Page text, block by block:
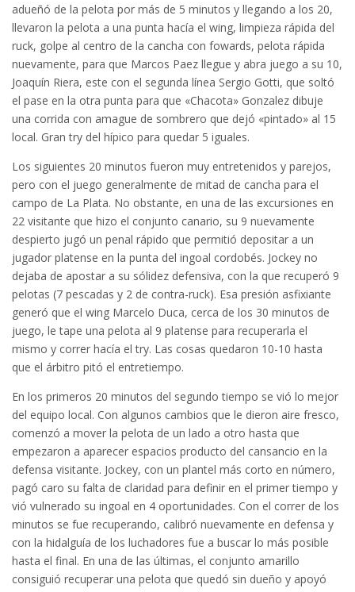
adueñó de la pelota por más de 5 minutos y llegando a los 20,
llevaron la pelota a una punta hacía el wing, limpieza rápida del
ruck, golpe al centro de la cancha con fowards, pelota rápida
nuevamente, para que Marcos Paez llegue y abra juego a su 10,
Joaquín Riera, este con el segunda línea Sergio Gotti, que soltó
el pase en la otra punta para que «Chacota» Gonzalez dibuje
una corrida con amague de sombrero que dejó «pintado» al 15
local. Gran try del hípico para quedar 5 iguales.
Los siguientes 20 minutos fueron muy entretenidos y parejos,
pero con el juego generalmente de mitad de cancha para el
campo de La Plata. No obstante, en una de las excursiones en
22 visitante que hizo el conjunto canario, su 9 nuevamente
despierto jugó un penal rápido que permitió depositar a un
jugador platense en la punta del ingoal cordobés. Jockey no
dejaba de apostar a su sólidez defensiva, con la que recuperó 9
pelotas (7 pescadas y 2 de contra-ruck). Esa presión asfixiante
generó que el wing Marcelo Duca, cerca de los 30 minutos de
juego, le tape una pelota al 9 platense para recuperarla el
mismo y correr hacía el try. Las cosas quedaron 10-10 hasta
que el árbitro pitó el entretiempo.
En los primeros 20 minutos del segundo tiempo se vió lo mejor
del equipo local. Con algunos cambios que le dieron aire fresco,
comenzó a mover la pelota de un lado a otro hasta que
empezaron a aparecer espacios producto del cansancio en la
defensa visitante. Jockey, con un plantel más corto en número,
pagó caro su falta de claridad para definir en el primer tiempo y
vió vulnerado su ingoal en 4 oportunidades. Con el correr de los
minutos se fue recuperando, calibró nuevamente en defensa y
con la hidalguía de los luchadores fue a buscar lo más posible
hasta el final. En una de las últimas, el conjunto amarillo
consiguió recuperar una pelota que quedó sin dueño y apoyó